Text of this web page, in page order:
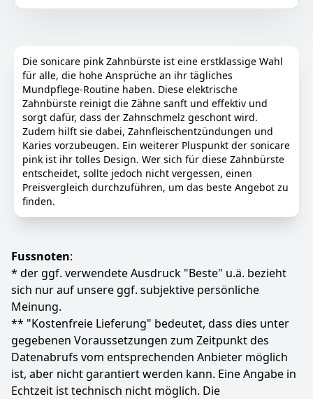
Personalisieren Sie Ihr Zahnputzerlebnis mit der
Intensitätsstufen, um Ihre Ziele für die Mundhygiene
zu erreichen
Sicher und sanft: Wenn Sie zu viel Druck ausüben,
pulsiert das Handstück leicht und erinnert Sie daran,
den Druck zu verringern, wodurch Zähne und
Zahnfleisch geschützt werden
Perfektionieren Sie Ihre Putzroutine: Verbinden Sie
Ihre Zahnbürste mit der Philips Sonicare App, um
Coaching und Fortschrittsberichte zu erhalten
Die von Zahnartzpraxen am häufigsten empfohlene
Schallzahnbürstenmarke weltweit²: Profitieren Sie von
der Expertise von Philips, um Zähne und Zahnfleisch
Schallzahnbürste, 1 C3 Premium Plaque Defense-
Bürstenkopf, 1x Ladeglas, 1 USB-Reiseladeetui. Die
Verpackung kann variieren.
Farbe
Roségold PHILIPS 811 g
13400 €
Statt:139,99 €-4%
Die sonicare pink Zahnbürste ist eine erstklassige Wahl
für alle, die hohe Ansprüche an ihr tägliches
Mundpflege-Routine haben. Diese elektrische
Zahnbürste reinigt die Zähne sanft und effektiv und
sorgt dafür, dass der Zahnschmelz geschont wird.
Zudem hilft sie dabei, Zahnfleischentzündungen und
Karies vorzubeugen. Ein weiterer Pluspunkt der sonicare
pink ist ihr tolles Design. Wer sich für diese Zahnbürste
entscheidet, sollte jedoch nicht vergessen, einen
Preisvergleich durchzuführen, um das beste Angebot zu
finden.
Fussnoten:
* der ggf. verwendete Ausdruck "Beste" u.ä. bezieht
sich nur auf unsere ggf. subjektive persönliche
Meinung.
** "Kostenfreie Lieferung" bedeutet, dass dies unter
gegebenen Voraussetzungen zum Zeitpunkt des
Datenabrufs vom entsprechenden Anbieter möglich
ist, aber nicht garantiert werden kann. Eine Angabe in
Echtzeit ist technisch nicht möglich. Die